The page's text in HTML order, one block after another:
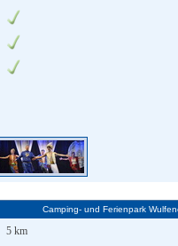
Camping- und Ferienpark
5 km